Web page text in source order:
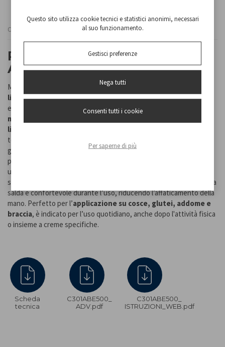
Cod
RULLO MASSAGGIANTE
ANTICELLULITE
Massaggiatore anticellulite manuale che consente di
liberamente intensità e pressionein base alle proprie
esigenze.
Studiato per favorire la stimolazione della
microcircolazione cutanea e supportare il drenaggio dei
liquidi in eccesso
tonico e levigato. È dotato di numerosi rulli dentellati che
garantiscono un massaggio profondo, intenso ed efficace, ideale
per agire sulle zone più critiche. I
un utilizzo pratico e versatile, facilitando il trattamento di aree
specifiche del corpo. L’impugnatura ergonomica assicura una presa
salda e confortevole durante l’uso, riducendo l’affaticamento della
mano. Perfetto per l’applicazione su cosce, glutei, addome e
braccia, è indicato per l’uso quotidiano, anche dopo l'attività fisica
o insieme a creme specifiche.
Scheda
tecnica
C301ABE500_
ADV.pdf
C301ABE500_
ISTRUZIONI_WEB.pdf
Questo sito utilizza cookie tecnici e statistici anonimi, necessari
al suo funzionamento.
Gestisci preferenze
Nega tutti
Consenti tutti i cookie
Per saperne di più